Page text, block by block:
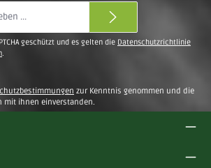
geschützt und es gelten die Datenschutzrichtlinie
.
zur Kenntnis genommen und die
mit ihnen einverstanden.